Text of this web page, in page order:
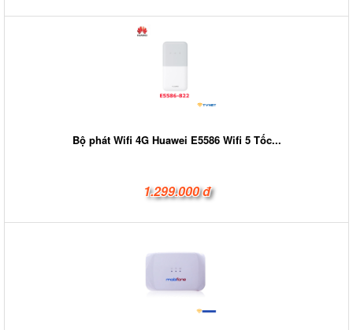
Bộ phát Wifi 4G Huawei E5586 Wifi 5 Tốc...
1.299.000 đ